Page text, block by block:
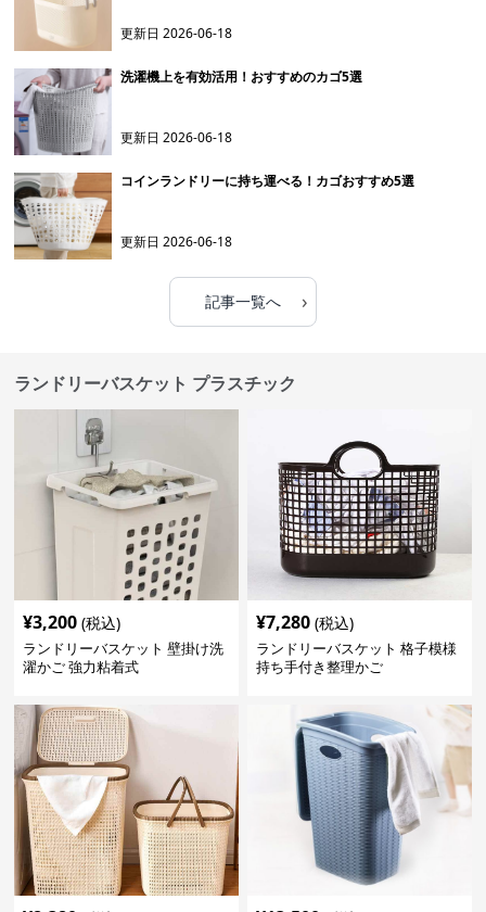
更新日2026-06-18
洗濯機上を有効活用！おすすめのカゴ5選
更新日2026-06-18
コインランドリーに持ち運べる！カゴおすすめ5選
更新日2026-06-18
記事一覧へ ›
ランドリーバスケット プラスチック
¥3,200 (税込)
ランドリーバスケット 壁掛け洗
濯かご 強力粘着式
¥7,280 (税込)
ランドリーバスケット 格子模様
持ち手付き整理かご